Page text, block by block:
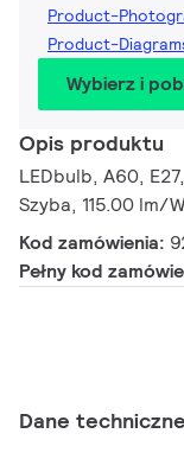
Product-
Product-
Wybierz i
Opis produktu
LEDbulb, A60,
Szyba, 115.00 lm/
Kod zamówienia:
Pełny kod
Dane techniczne